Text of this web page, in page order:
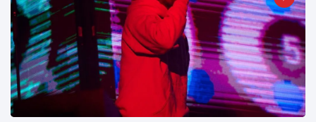
Консерваторы
отмечают
рождение
первого
низкогорного
тапира в
зоопарке
Великобритании
за 14 лет
16 July
179
Просмотров
Мужчина из
Флориды
арестован
16 July
161